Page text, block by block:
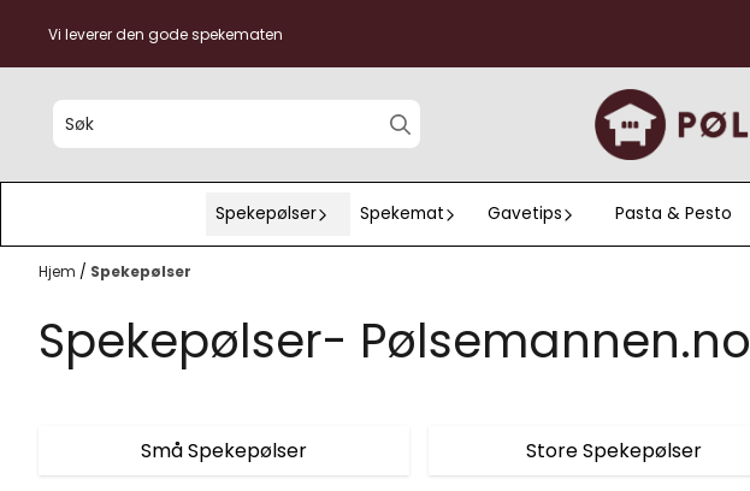
Hopp til innhold
Vi leverer den gode spekematen
Spekepølser Spekemat Gavetips Pasta & Pesto
Hjem / Spekepølser
Spekepølser- Pølsemannen.no
Små Spekepølser Store Spekepølser